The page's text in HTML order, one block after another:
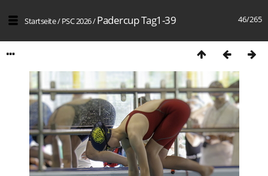
46/265
Startseite/PSC 2026/Padercup Tag1-39